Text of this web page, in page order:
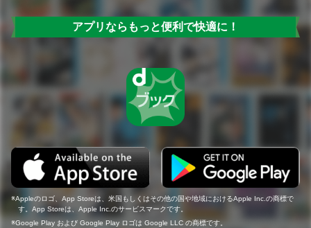
アプリならもっと便利で快適に！
Appleのロゴ、App Storeは、米国もしくはその他の国や地域におけるApple Inc.の商標で
す。App Storeは、Apple Inc.のサービスマークです。
Google Play および Google Play ロゴは Google LLC の商標です。